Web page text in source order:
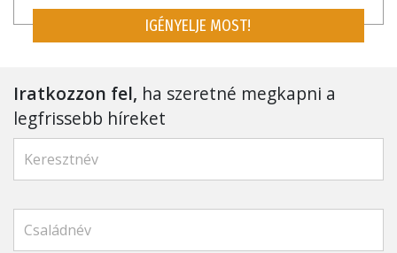
IGÉNYELJE MOST!
Iratkozzon fel, ha szeretné megkapni a
legfrissebb híreket